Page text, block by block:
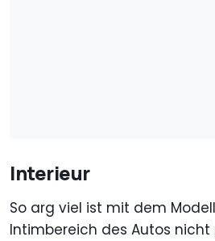
Interieur
So arg viel ist mit dem
Intimbereich des Autos nicht